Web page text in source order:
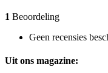
1 Beoordeling
Geen recensies
Uit ons magazine: